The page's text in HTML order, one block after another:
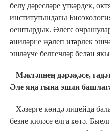
белү дәресләре үткәрдек,
институтындагы
оештырдык. Әлеге
әниләрне җәлеп итәрлек
эшләүче белгечләр белән
– Мәктәпнең дәрәҗәсе,
Әле яңа гына эшли
– Хәзерге көндә лицейда
безне киләсе елга көтә.